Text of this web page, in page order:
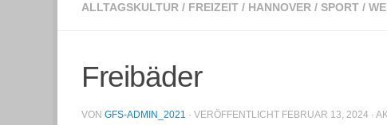
ALLTAGSKULTUR / FREIZEIT / HANNOVER / SPORT /
Freibäder
VON GFS-ADMIN_2021 · VERÖFFENTLICHT FEBRUAR 13, 2024 ·